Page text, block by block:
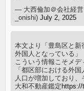
— 大西倫加＠会社経
_onishi)July 2, 2025
本文より「豊島区と
外国人となっている」
こういう情報こそメデ
「都区部における外
人口が増加しており、
大和不動産鑑定